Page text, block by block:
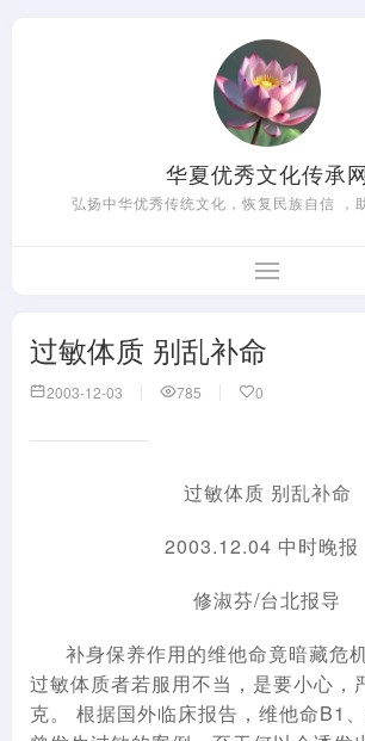
华夏优秀文化传承网
弘扬中华优秀传统文化，恢复民族自信 ，
过敏体质 别乱补命
2003-12-03 785 0
过敏体质 别乱补命
2003.12.04 中时晚报
修淑芬/台北报导
补身保养作用的维他命竟暗藏危机
过敏体质者若服用不当，是要小心，
克。 根据国外临床报告，维他命B1